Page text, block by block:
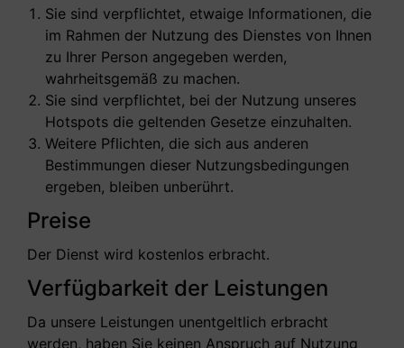
Sie sind verpflichtet, etwaige Informationen, die
im Rahmen der Nutzung des Dienstes von Ihnen
zu Ihrer Person angegeben werden,
wahrheitsgemäß zu machen.
Sie sind verpflichtet, bei der Nutzung unseres
Hotspots die geltenden Gesetze einzuhalten.
Weitere Pflichten, die sich aus anderen
Bestimmungen dieser Nutzungsbedingungen
ergeben, bleiben unberührt.
Preise
Der Dienst wird kostenlos erbracht.
Verfügbarkeit der Leistungen
Da unsere Leistungen unentgeltlich erbracht
werden, haben Sie keinen Anspruch auf Nutzung